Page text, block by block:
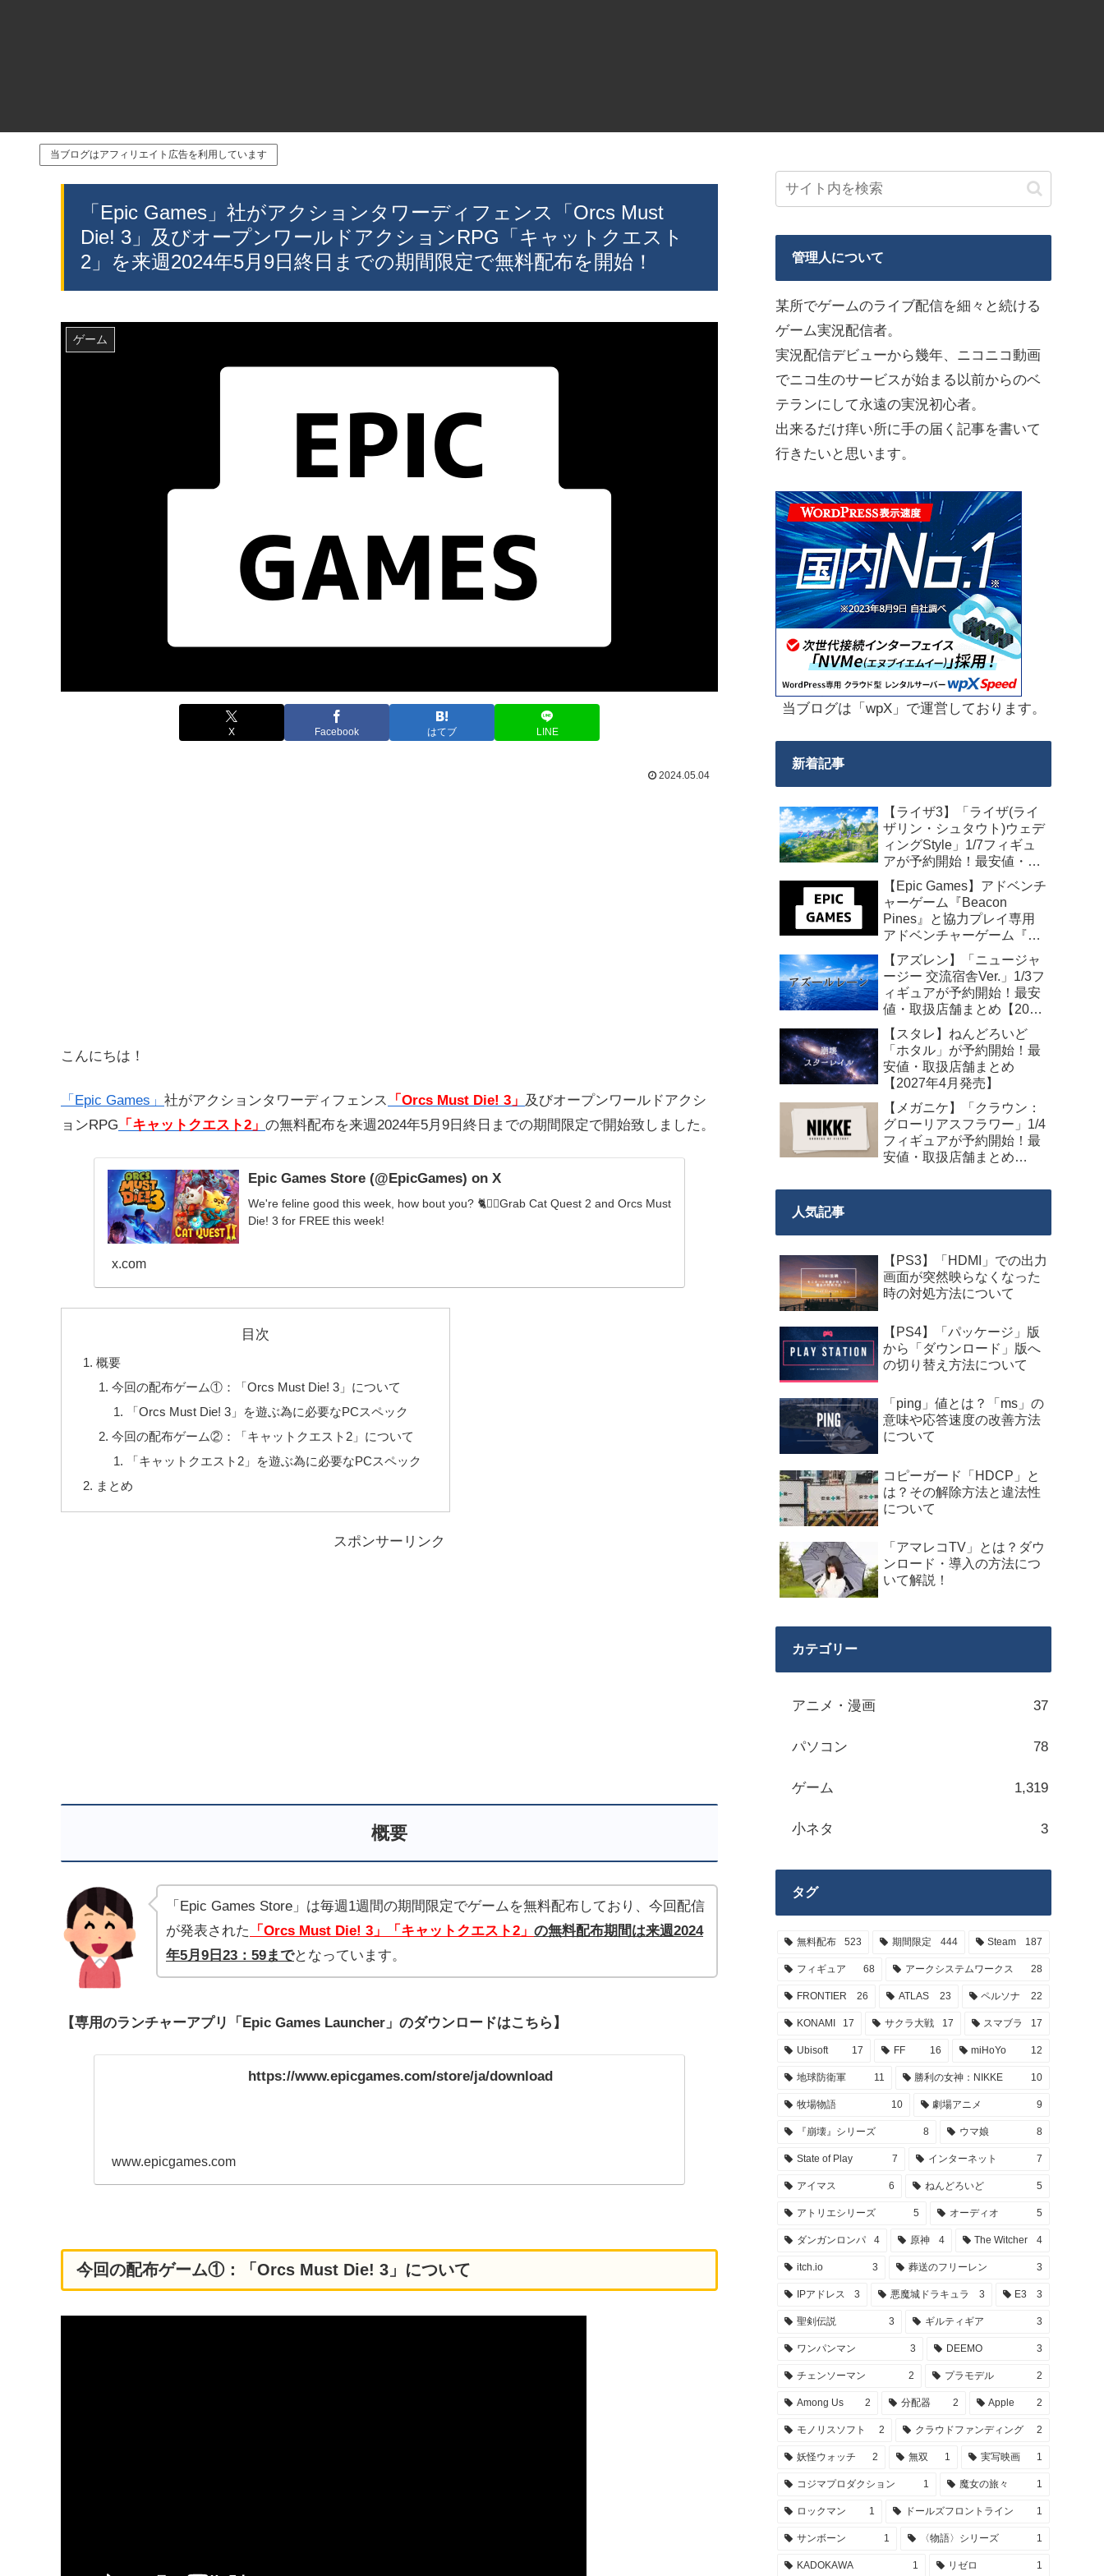
当ブログはアフィリエイト広告を利用しています
「Epic Games」社がアクションタワーディフェンス「Orcs Must
Die! 3」及びオープンワールドアクションRPG「キャットクエスト
2」を来週2024年5月9日終日までの期間限定で無料配布を開始！
ゲーム
X Facebook はてブ LINE
2024.05.04
こんにちは！
「Epic Games」 社がアクションタワーディフェンス 「Orcs Must Die! 3」 及びオープンワールドアクシ
ョンRPG 「キャットクエスト2 」 の無料配布を来週2024年5月9日終日までの期間限定で開始致しました。
Epic Games Store (@EpicGames) on X
We're feline good this week, how bout you? 🐈😮‍💨Grab Cat Quest 2 and Orcs Must
Die! 3 for FREE this week!
x.com
目次
概要
今回の配布ゲーム①：「Orcs Must Die! 3」について
「Orcs Must Die! 3」を遊ぶ為に必要なPCスペック
今回の配布ゲーム②：「キャットクエスト2」について
「キャットクエスト2」を遊ぶ為に必要なPCスペック
まとめ
スポンサーリンク
概要
「Epic Games Store」は毎週1週間の期間限定でゲームを無料配布しており、今回配信
が発表された
「Orcs Must Die! 3」 「キャットクエスト2 」 の無料配布期間は来週2024
年5月9 日23：59までとなっています。
【専用のランチャーアプリ「Epic Games Launcher」のダウンロードはこちら】
https://www.epicgames.com/store/ja/download
www.epicgames.com
今回の配布ゲーム①：「Orcs Must Die! 3」について
管理人について
某所でゲームのライブ配信を細々と続ける
ゲーム実況配信者。
実況配信デビューから幾年、ニコニコ動画
でニコ生のサービスが始まる以前からのベ
テランにして永遠の実況初心者。
出来るだけ痒い所に手の届く記事を書いて
行きたいと思います。
当ブログは「wpX」で運営しております。
新着記事
【ライザ3】「ライザ(ライ
ザリン・シュタウト)ウェデ
ィングStyle」1/7フィギュ
アが予約開始！最安値・取
扱店舗まとめ【2027年4月
発売】
【Epic Games】アドベンチ
ャーゲーム『Beacon
Pines』と協力プレイ専用
アドベンチャーゲーム『We
Were Here Together』の無
料配布が来週2026年8月14
日午前0時までの期間限定
で開始！
【アズレン】「ニュージャ
ージー 交流宿舎Ver.」1/3フ
ィギュアが予約開始！最安
値・取扱店舗まとめ【2027
年2月発売】
【スタレ】ねんどろいど
「ホタル」が予約開始！最
安値・取扱店舗まとめ
【2027年4月発売】
【メガニケ】「クラウン：
グローリアスフラワー」1/4
フィギュアが予約開始！最
安値・取扱店舗まとめ
人気記事
【PS3】「HDMI」での出力
画面が突然映らなくなった
時の対処方法について
【PS4】「パッケージ」版
から「ダウンロード」版へ
の切り替え方法について
「ping」値とは？「ms」の
意味や応答速度の改善方法
について
コピーガード「HDCP」と
は？その解除方法と違法性
について
「アマレコTV」とは？ダウ
ンロード・導入の方法につ
いて解説！
カテゴリー
アニメ・漫画 37
パソコン 78
ゲーム 1,319
小ネタ 3
タグ
無料配布 523 期間限定 444 Steam 187
フィギュア 68 アークシステムワークス 28
FRONTIER 26 ATLAS 23 ペルソナ 22
KONAMI 17 サクラ大戦 17 スマブラ 17
Ubisoft 17 FF 16 miHoYo 12
地球防衛軍 11 勝利の女神：NIKKE 10
牧場物語 10 劇場アニメ 9
『崩壊』シリーズ 8 ウマ娘 8
State of Play 7 インターネット 7
アイマス 6 ねんどろいど 5
アトリエシリーズ 5 オーディオ 5
ダンガンロンパ 4 原神 4 The Witcher 4
itch.io 3 葬送のフリーレン 3
IPアドレス 3 悪魔城ドラキュラ 3 E3 3
聖剣伝説 3 ギルティギア 3
ワンパンマン 3 DEEMO 3
チェンソーマン 2 プラモデル 2
Among Us 2 分配器 2 Apple 2
モノリスソフト 2 クラウドファンディング 2
妖怪ウォッチ 2 無双 1 実写映画 1
コジマプロダクション 1 魔女の旅々 1
ロックマン 1 ドールズフロントライン 1
サンボーン 1 〈物語〉シリーズ 1
KADOKAWA 1 リゼロ 1